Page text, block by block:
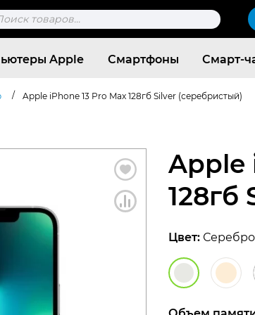
Apple Смартфоны Смарт-
/ Apple iPhone 13 Pro Max 128гб Silver (серебристый)
Apple
128гб
Цвет: Серебро
Согласен c политикой